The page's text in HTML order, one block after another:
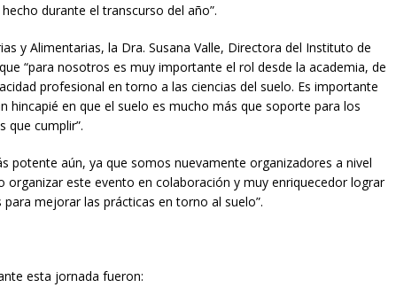
durante el transcurso del año”.
y Alimentarias, la Dra. Susana Valle, Directora del Instituto de
“para nosotros es muy importante el rol desde la academia, de
profesional en torno a las ciencias del suelo. Es importante
hincapié en que el suelo es mucho más que soporte para los
que cumplir”.
potente aún, ya que somos nuevamente organizadores a nivel
organizar este evento en colaboración y muy enriquecedor lograr
mejorar las prácticas en torno al suelo”.
esta jornada fueron: